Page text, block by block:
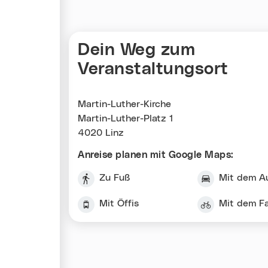
Dein Weg zum
Veranstaltungsort
Martin-Luther-Kirche
Martin-Luther-Platz 1
4020 Linz
Anreise planen mit Google Maps:
Zu Fuß Mit dem
Mit Öffis Mit dem